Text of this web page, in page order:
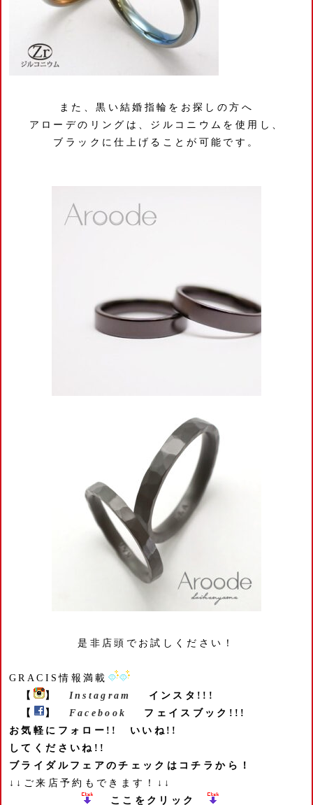
また、黒い結婚指輪をお探しの方へ
アローデのリングは、ジルコニウムを使用し、
ブラックに仕上げることが可能です。
是非店頭でお試しください！
GRACIS情報満載
【
】 Instagram
インスタ!!!
【
】 Facebook
フェイスブック!!!
お気軽にフォロー!! いいね!!
してくださいね!!
ブライダルフェアのチェックはコチラから！
↓↓ご来店予約もできます！↓↓
ここをクリック